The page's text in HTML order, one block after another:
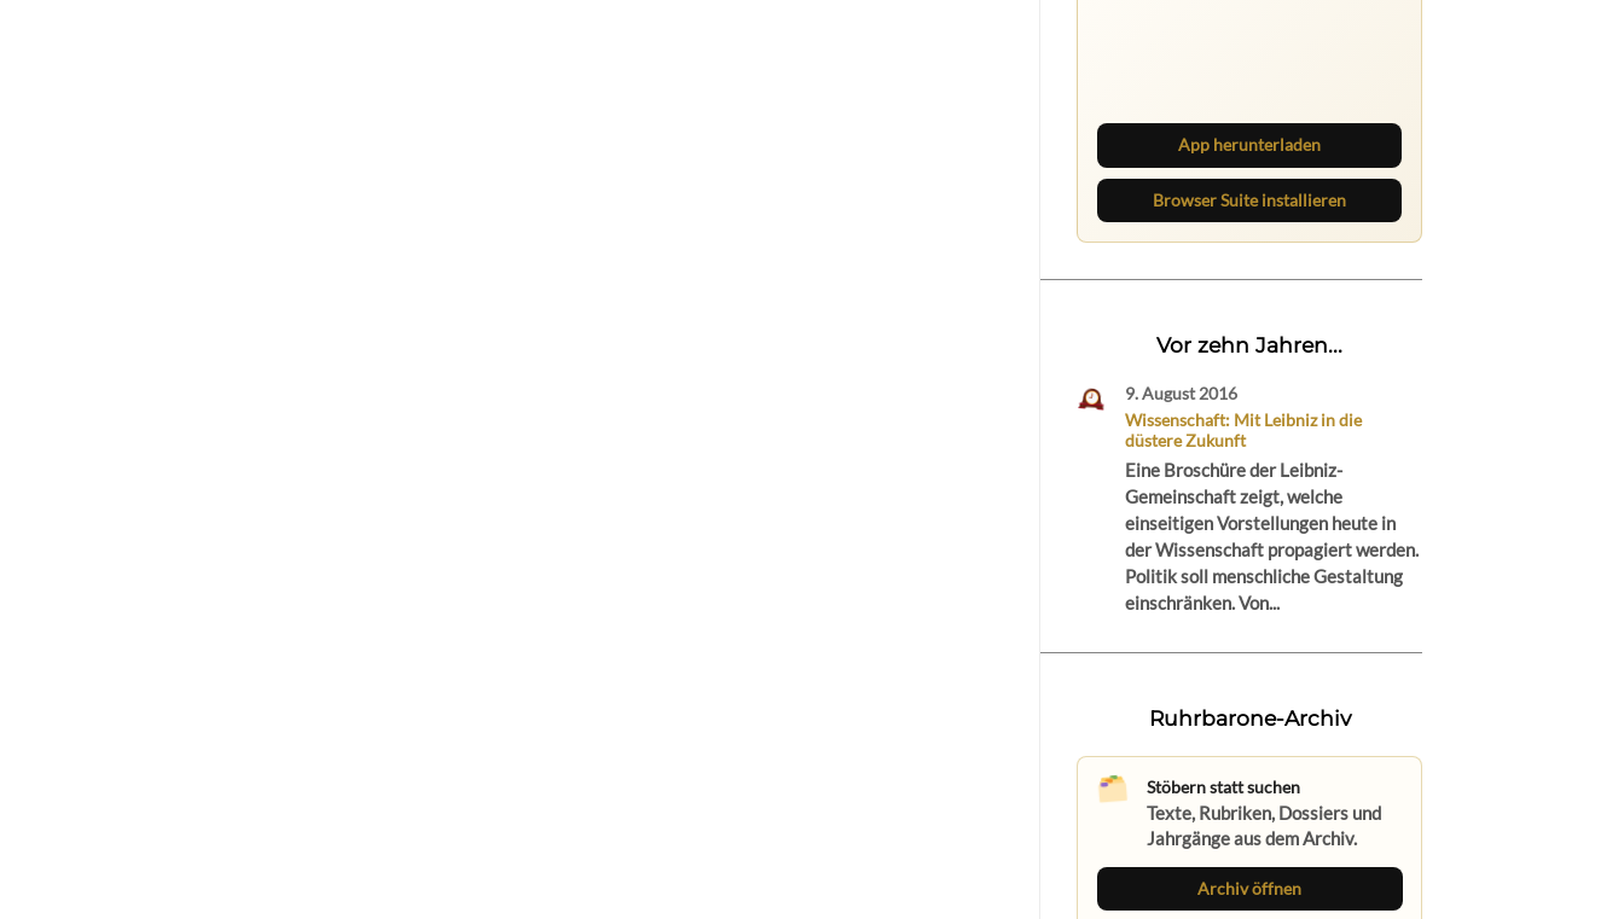
App herunterladen
Browser Suite installieren
Vor zehn Jahren...
9. August 2016
Wissenschaft: Mit Leibniz in die
düstere Zukunft
Eine Broschüre der Leibniz-
Gemeinschaft zeigt, welche
einseitigen Vorstellungen heute in
der Wissenschaft propagiert werden.
Politik soll menschliche Gestaltung
einschränken. Von...
Ruhrbarone-Archiv
Stöbern statt suchen
Texte, Rubriken, Dossiers und
Jahrgänge aus dem Archiv.
Archiv öffnen